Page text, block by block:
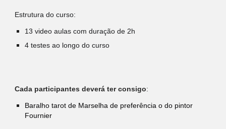
Estrutura do curso:
13 video aulas com duração de 2h
4 testes ao longo do curso
Cada participantes deverá ter consigo:
Baralho tarot de Marselha de preferência o do pintor
Fournier